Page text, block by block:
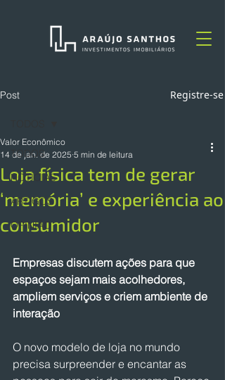
Post Registre-se
TODOS
NOTÍCIAS
ARTIGOS
OPINIÃO
Loja física tem de gerar
‘memória’ e experiência ao
consumidor
Valor Econômico
14 de jan. de 2025 5 min de leitura
Empresas discutem ações para que
espaços sejam mais acolhedores,
ampliem serviços e criem ambiente de
interação
O novo modelo de loja no mundo
precisa surpreender e encantar as